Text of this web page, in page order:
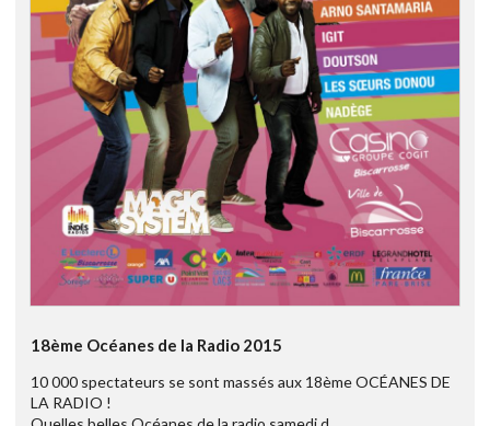
18ème Océanes de la Radio 2015
10 000 spectateurs se sont massés aux 18ème OCÉANES DE
LA RADIO !